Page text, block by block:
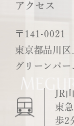
アクセス
〒141-0021
東京都品川
グリーンパ
JR
東
歩2